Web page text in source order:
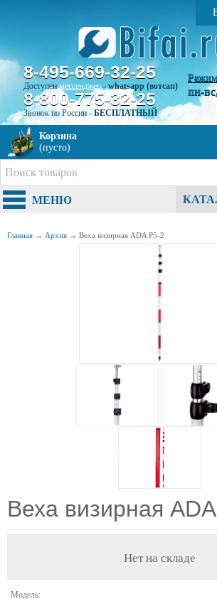
8-495-669-32-25
Доступенмессенджер-whatsapp (вотсап)
8-800-775-32-25
Звонок по России - БЕСПЛАТНЫЙ
пн-
Корзина
(пусто)
МЕНЮ
Главная → Архив → Веха визирная ADA P5-2
Веха визирная
Нет на складе
Модель: